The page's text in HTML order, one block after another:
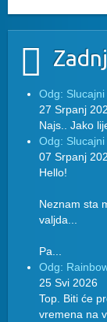
Odg: Slucajni
27 Srpanj
Najs.. Jako
Odg: Slucajni
07 Srpanj
Hello!
Neznam sta
valjda...
Pa...
Odg:
25 Svi 2026
Top. Biti će
vremena na